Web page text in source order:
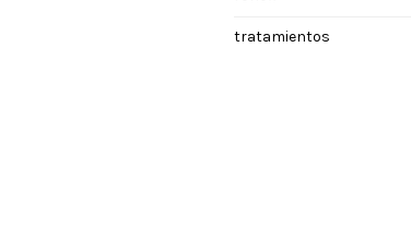
tratamientos